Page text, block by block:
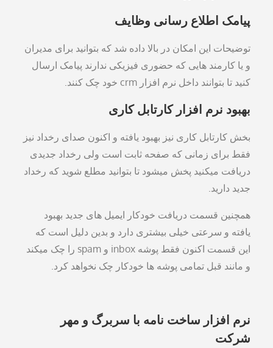
پیامک اطلاع رسانی وظایف
توضیحات این امکان در بالا داده شد که بتوانید برای مدیران
و یا کارمند هایی که حضوری فیزیکی ندارند پیامک ارسال
کنید تا بتوانند داخل نرم افزار crm خود چک کنند.
بهبود نرم افزار کارتابل کاری
بخش کارتابل کاری نیز بهبود یافته و اکنون صدای رخداد نیز
فقط برای زمانی که صفحه ثابت است ولی رخداد جدیدی
دریافت میکنید پخش میشود تا بتوانید مطلع شوید که رخداد
جدید دارید.
همچنین قسمت دریافت خودکار ایمیل های جدید بهبود
یافته و سرعتی خیلی بیشتری دارد و بدین دلیل است که
این قسمت اکنون فقط پوشه inbox و spam را چک میکند
و مانند قبل تمامی پوشه ها خودکار چک نخواهد کرد.
نرم افزار ساخت نامه با سربرگ و مهر
شرکت